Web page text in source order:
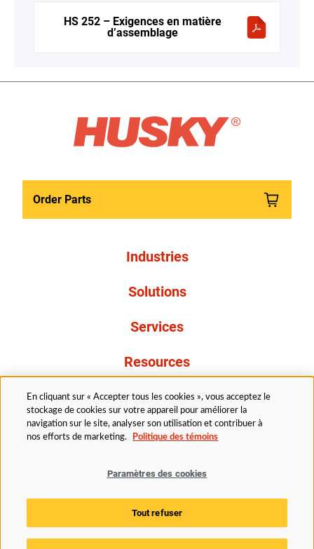
HS 252 – Exigences en matière
d’assemblage
Order Parts
Industries
Solutions
Services
Resources
À propos de nous
Légal Avis de confidentialité
Politique d’accessibilité
Politique des témoins
Paramètres des cookies
En cliquant sur « Accepter tous les cookies », vous acceptez le
stockage de cookies sur votre appareil pour améliorer la
navigation sur le site, analyser son utilisation et contribuer à
nos efforts de marketing.
Politique des témoins
Paramètres des cookies
Tout refuser